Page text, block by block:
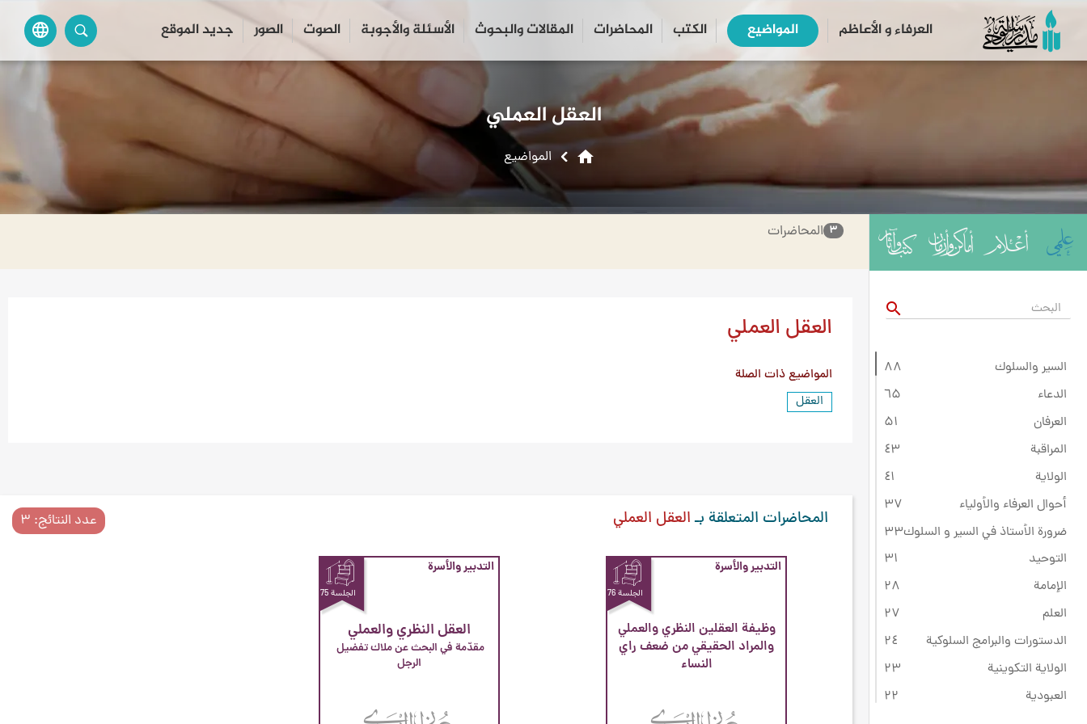
العرفاء و الأعاظم المواضیع الكتب المحاضرات المقالات والبحوث الأسئلة والأجوبة الصوت الصور جديد الموقع language search
close
العقل العملي
home المواضیع
search
السير والسلوك
۸۸
الدعاء
٦۵
العرفان
۵۱
المراقبة
٤۳
الولاية
٤۱
أحوال العرفاء والأولياء
۳۷
ضرورة الأستاذ في السير و السلوك۳۳
التوحيد
۳۱
الإمامة
۲۸
العلم
۲۷
الدستورات والبرامج السلوكية
۲٤
الولاية التكوينية
۲۳
العبودية
۲۲
۳ المحاضرات
العقل العملي
المواضيع ذات الصلة
العقل
المحاضرات المتعلقة بـالعقل العملي عدد النتائج: ۳
التدبير والأسرة
الجلسة 76
وظيفة العقلين النظري والعملي
والمراد الحقيقي من ضعف راي
النساء
التدبير والأسرة
الجلسة 75
العقل النظري والعملي
مقدّمة في البحث عن ملاك تفضيل
الرجل